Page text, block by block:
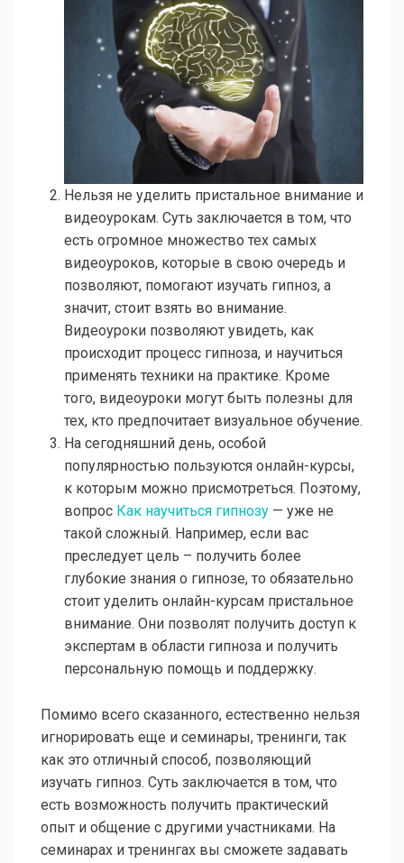
Нельзя не уделить пристальное внимание и
видеоурокам. Суть заключается в том, что
есть огромное множество тех самых
видеоуроков, которые в свою очередь и
позволяют, помогают изучать гипноз, а
значит, стоит взять во внимание.
Видеоуроки позволяют увидеть, как
происходит процесс гипноза, и научиться
применять техники на практике. Кроме
того, видеоуроки могут быть полезны для
тех, кто предпочитает визуальное обучение.
На сегодняшний день, особой
популярностью пользуются онлайн-курсы,
к которым можно присмотреться. Поэтому,
вопрос Как научиться гипнозу — уже не
такой сложный. Например, если вас
преследует цель – получить более
глубокие знания о гипнозе, то обязательно
стоит уделить онлайн-курсам пристальное
внимание. Они позволят получить доступ к
экспертам в области гипноза и получить
персональную помощь и поддержку.
Помимо всего сказанного, естественно нельзя
игнорировать еще и семинары, тренинги, так
как это отличный способ, позволяющий
изучать гипноз. Суть заключается в том, что
есть возможность получить практический
опыт и общение с другими участниками. На
семинарах и тренингах вы сможете задавать